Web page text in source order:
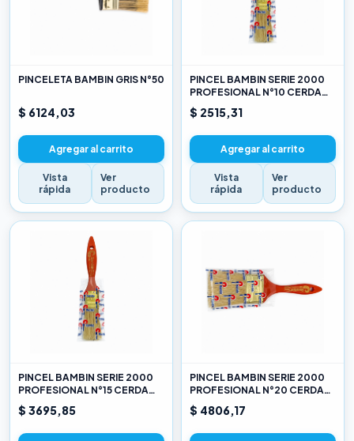
PINCELETA BAMBIN GRIS N°50
$ 6124,03
Agregar al carrito
Vista
rápida
Ver
producto
PINCEL BAMBIN SERIE 2000
PROFESIONAL N°10 CERDA
CHINA BLANCA
$ 2515,31
Agregar al carrito
Vista
rápida
Ver
producto
PINCEL BAMBIN SERIE 2000
PROFESIONAL N°15 CERDA
CHINA BLANCA
$ 3695,85
PINCEL BAMBIN SERIE 2000
PROFESIONAL N°20 CERDA
CHINA BLANCA
$ 4806,17